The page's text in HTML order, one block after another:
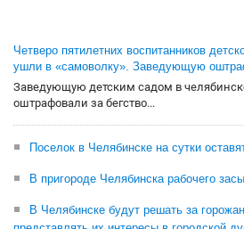
Четверо пятилетних воспитанников
ушли в «самоволку». Заведующую
Заведующую детским садом в
оштрафовали за бегство...
Поселок в Челябинске на сутки
В пригороде Челябинска рабочего
В Челябинске будут решать за